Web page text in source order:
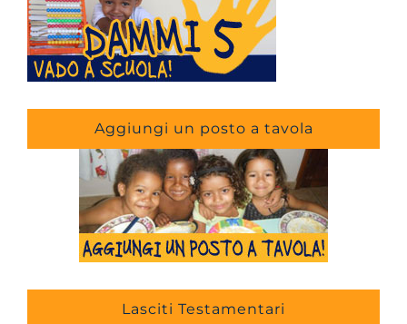
Aggiungi un posto a tavola
Lasciti Testamentari